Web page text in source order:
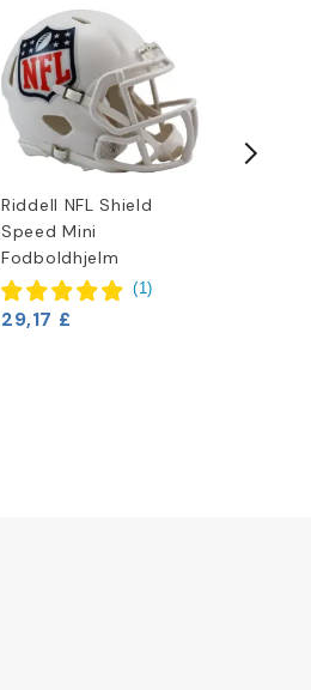
Riddell NFL Shield
Speed Mini
Fodboldhjelm
(1)
29,17 £